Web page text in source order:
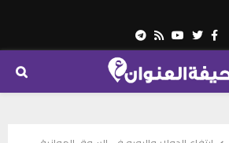
Facebook
Twitter
Youtube
Rss
Telegram